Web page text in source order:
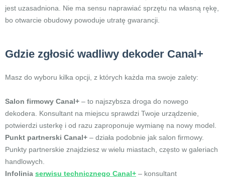
jest uzasadniona. Nie ma sensu naprawiać sprzętu na własną rękę,
bo otwarcie obudowy powoduje utratę gwarancji.
Gdzie zgłosić wadliwy dekoder Canal+
Masz do wyboru kilka opcji, z których każda ma swoje zalety:
Salon firmowy Canal+ – to najszybsza droga do nowego
dekodera. Konsultant na miejscu sprawdzi Twoje urządzenie,
potwierdzi usterkę i od razu zaproponuje wymianę na nowy model.
Punkt partnerski Canal+ – działa podobnie jak salon firmowy.
Punkty partnerskie znajdziesz w wielu miastach, często w galeriach
handlowych.
Infolinia serwisu technicznego Canal+ – konsultant